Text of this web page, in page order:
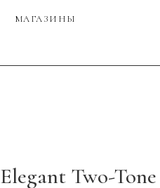
МАГАЗИНЫ
Elegant Two-